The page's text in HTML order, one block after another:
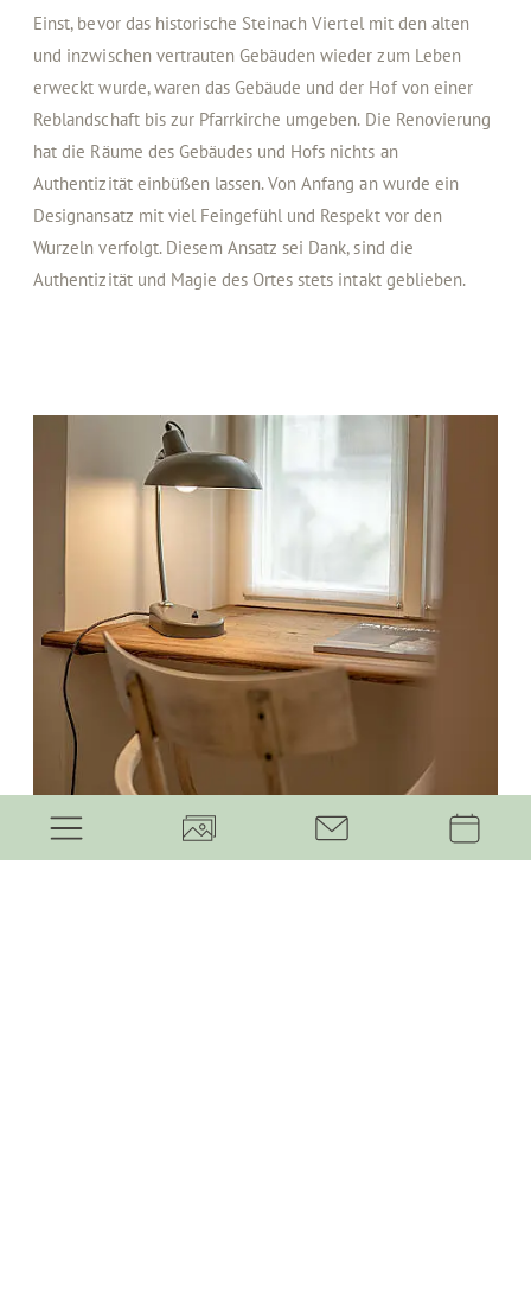
Einst, bevor das historische Steinach Viertel mit den alten
und inzwischen vertrauten Gebäuden wieder zum Leben
erweckt wurde, waren das Gebäude und der Hof von einer
Reblandschaft bis zur Pfarrkirche umgeben. Die Renovierung
hat die Räume des Gebäudes und Hofs nichts an
Authentizität einbüßen lassen. Von Anfang an wurde ein
Designansatz mit viel Feingefühl und Respekt vor den
Wurzeln verfolgt. Diesem Ansatz sei Dank, sind die
Authentizität und Magie des Ortes stets intakt geblieben.